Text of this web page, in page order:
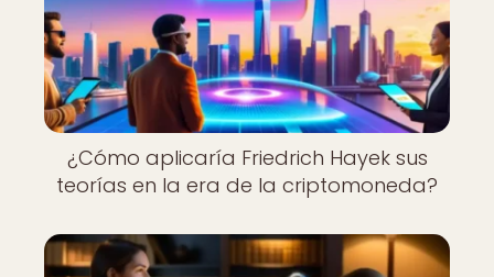
¿Cómo aplicaría Friedrich Hayek sus
teorías en la era de la criptomoneda?